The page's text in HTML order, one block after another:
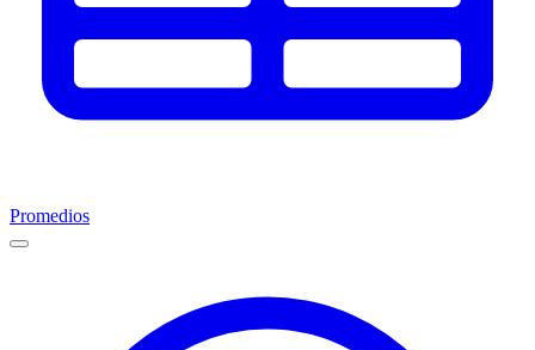
Promedios